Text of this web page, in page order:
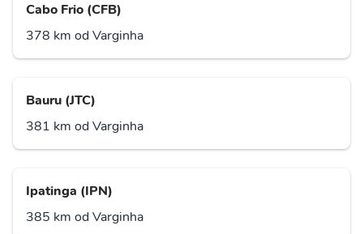
Cabo Frio (CFB)
378 km od Varginha
Bauru (JTC)
381 km od Varginha
Ipatinga (IPN)
385 km od Varginha